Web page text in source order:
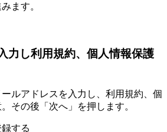
ます。
力し利用規約、個人情報保護
ルアドレスを入力し、利用規約、個
その後「次へ」を押します。